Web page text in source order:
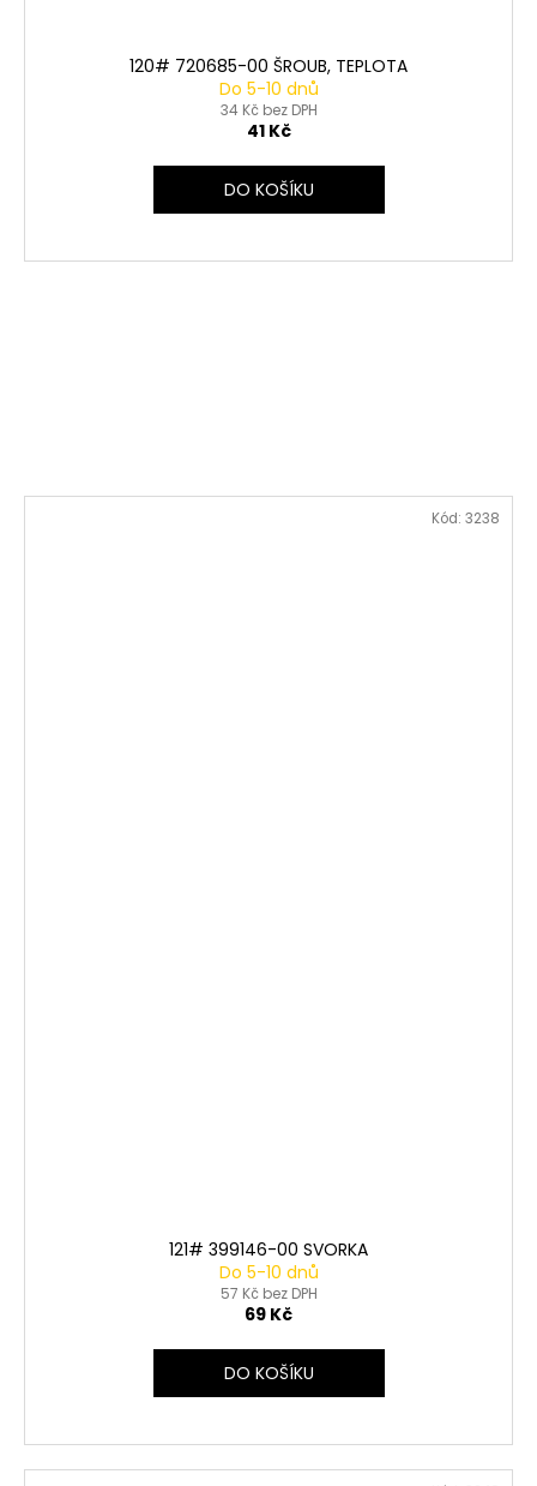
120# 720685-00 ŠROUB, TEPLOTA
Do 5-10 dnů
34 Kč bez DPH
41 Kč
DO KOŠÍKU
121# 399146-00 SVORKA
Do 5-10 dnů
57 Kč bez DPH
69 Kč
DO KOŠÍKU
Kód: 3238